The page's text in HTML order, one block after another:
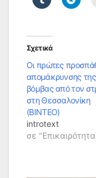
Σχετικά
Οι πρώτες
απομάκρυνσης της
βόμβας από τον
στη Θεσσαλονίκη
(ΒΙΝΤΕΟ)
introtext
σε